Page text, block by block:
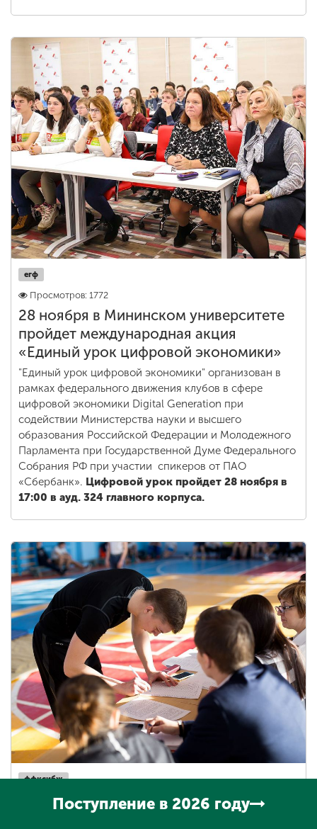
егф
Просмотров: 1772
28 ноября в Мининском университете
пройдет международная акция
«Единый урок цифровой экономики»
"Единый урок цифровой экономики" организован в
рамках федерального движения клубов в сфере
цифровой экономики Digital Generation при
содействии Министерства науки и высшего
образования Российской Федерации и Молодежного
Парламента при Государственной Думе Федерального
Собрания РФ при участии спикеров от ПАО
«Сбербанк». Цифровой урок пройдет 28 ноября в
17:00 в ауд. 324 главного корпуса.
ффксибж
Просмотров: 2120
Поступление в 2026 году